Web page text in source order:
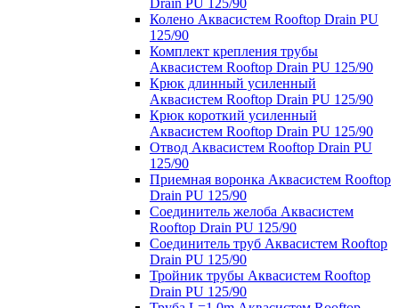
Drain PU 125/90
Колено Аквасистем Rooftop Drain PU
125/90
Комплект крепления трубы
Аквасистем Rooftop Drain PU 125/90
Крюк длинный усиленный
Аквасистем Rooftop Drain PU 125/90
Крюк короткий усиленный
Аквасистем Rooftop Drain PU 125/90
Отвод Аквасистем Rooftop Drain PU
125/90
Приемная воронка Аквасистем Rooftop
Drain PU 125/90
Соединитель желоба Аквасистем
Rooftop Drain PU 125/90
Соединитель труб Аквасистем Rooftop
Drain PU 125/90
Тройник трубы Аквасистем Rooftop
Drain PU 125/90